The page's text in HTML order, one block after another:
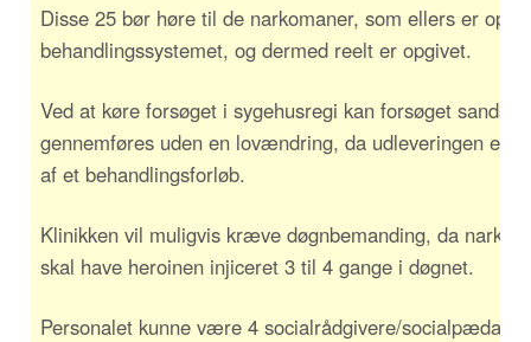
Disse 25 bør høre til de narkomaner, som ellers er
behandlingssystemet, og dermed reelt er opgivet.
Ved at køre forsøget i sygehusregi kan forsøget
gennemføres uden en lovændring, da udleveringen er
af et behandlingsforløb.
Klinikken vil muligvis kræve døgnbemanding, da
skal have heroinen injiceret 3 til 4 gange i døgnet.
Personalet kunne være 4 socialrådgivere/